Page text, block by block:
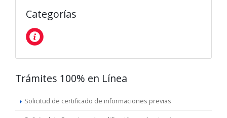
Categorías
Trámites 100% en Línea
Solicitud de certificado de informaciones previas